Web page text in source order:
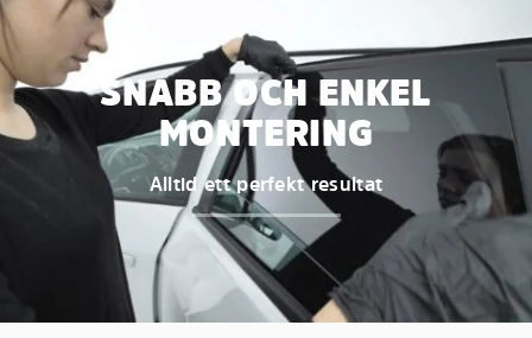
SNABB OCH ENKEL
MONTERING
Alltid ett perfekt resultat